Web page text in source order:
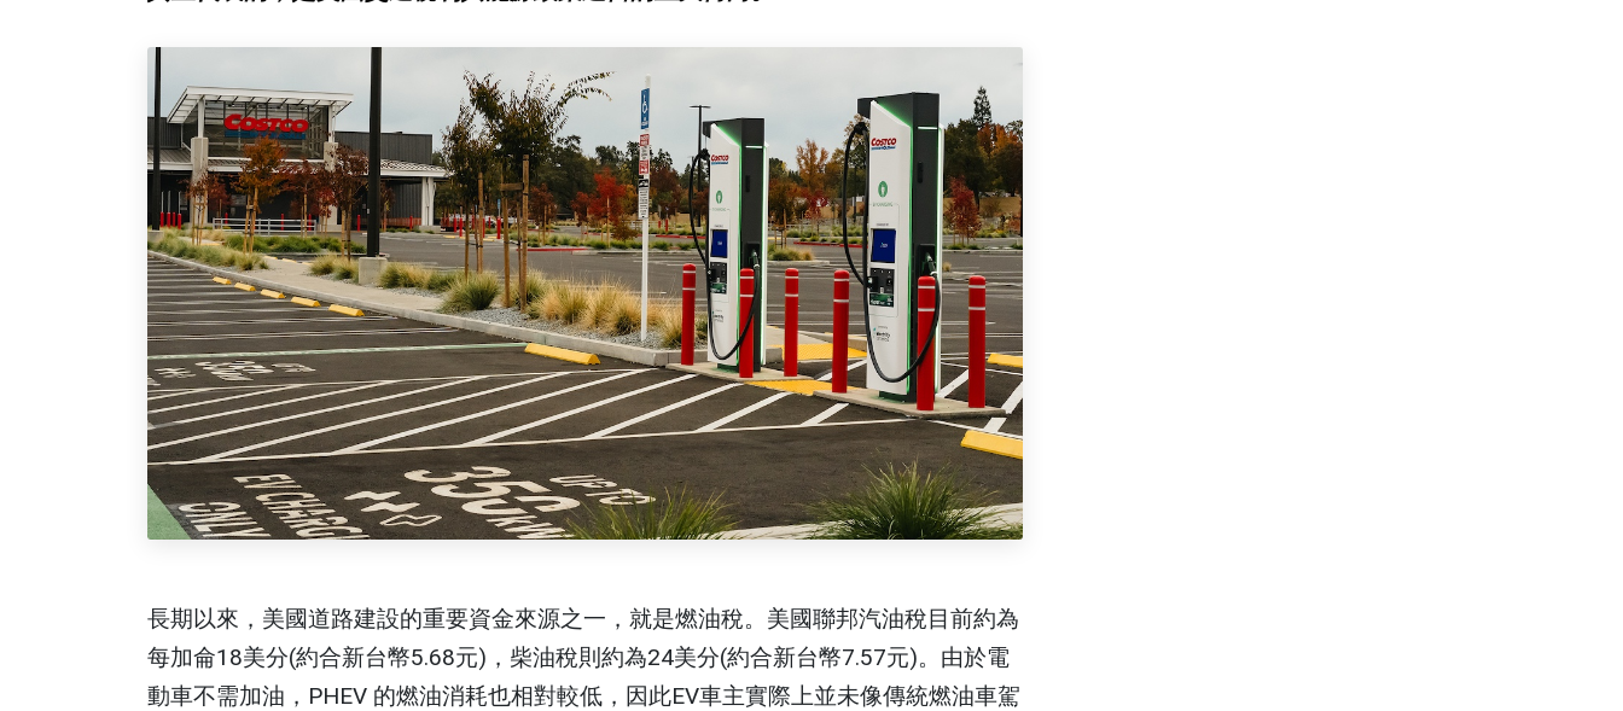
長期以來，美國道路建設的重要資金來源之一，就是燃油稅。美國聯邦汽油稅目前約為
每加侖18美分(約合新台幣5.68元)，柴油稅則約為24美分(約合新台幣7.57元)。由於電
動車不需加油，PHEV 的燃油消耗也相對較低，因此EV車主實際上並未像傳統燃油車駕